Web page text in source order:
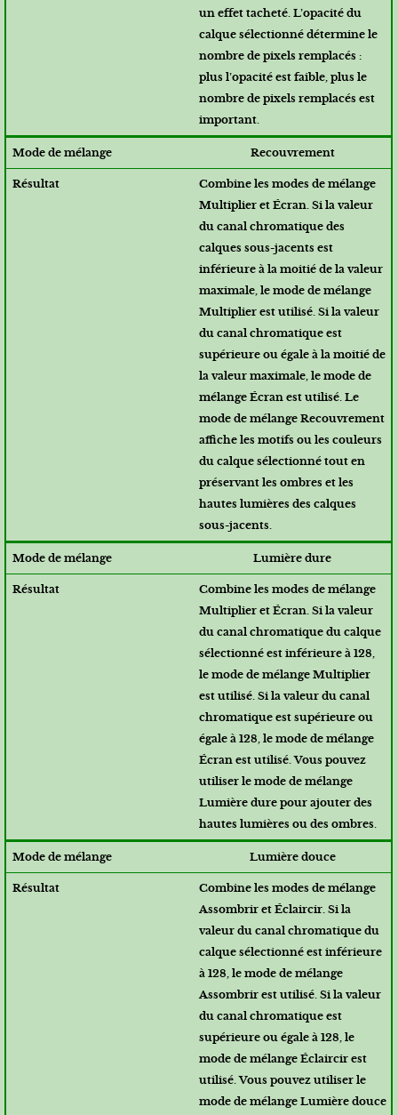
un effet tacheté. L’opacité du
calque sélectionné détermine le
nombre de pixels remplacés :
plus l’opacité est faible, plus le
nombre de pixels remplacés est
important.
Recouvrement
Combine les modes de mélange
Multiplier et Écran. Si la valeur
du canal chromatique des
calques sous-jacents est
inférieure à la moitié de la valeur
maximale, le mode de mélange
Multiplier est utilisé. Si la valeur
du canal chromatique est
supérieure ou égale à la moitié de
la valeur maximale, le mode de
mélange Écran est utilisé. Le
mode de mélange Recouvrement
affiche les motifs ou les couleurs
du calque sélectionné tout en
préservant les ombres et les
hautes lumières des calques
sous-jacents.
Lumière dure
Combine les modes de mélange
Multiplier et Écran. Si la valeur
du canal chromatique du calque
sélectionné est inférieure à 128,
le mode de mélange Multiplier
est utilisé. Si la valeur du canal
chromatique est supérieure ou
égale à 128, le mode de mélange
Écran est utilisé. Vous pouvez
utiliser le mode de mélange
Lumière dure pour ajouter des
hautes lumières ou des ombres.
Lumière douce
Combine les modes de mélange
Assombrir et Éclaircir. Si la
valeur du canal chromatique du
calque sélectionné est inférieure
à 128, le mode de mélange
Assombrir est utilisé. Si la valeur
du canal chromatique est
supérieure ou égale à 128, le
mode de mélange Éclaircir est
utilisé. Vous pouvez utiliser le
mode de mélange Lumière douce